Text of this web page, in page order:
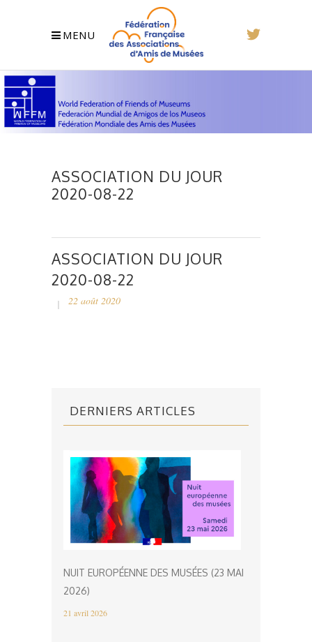
MENU
ASSOCIATION DU JOUR
2020-08-22
ASSOCIATION DU JOUR
2020-08-22
22 août 2020
DERNIERS ARTICLES
NUIT EUROPÉENNE DES MUSÉES (23 MAI
2026)
21 avril 2026